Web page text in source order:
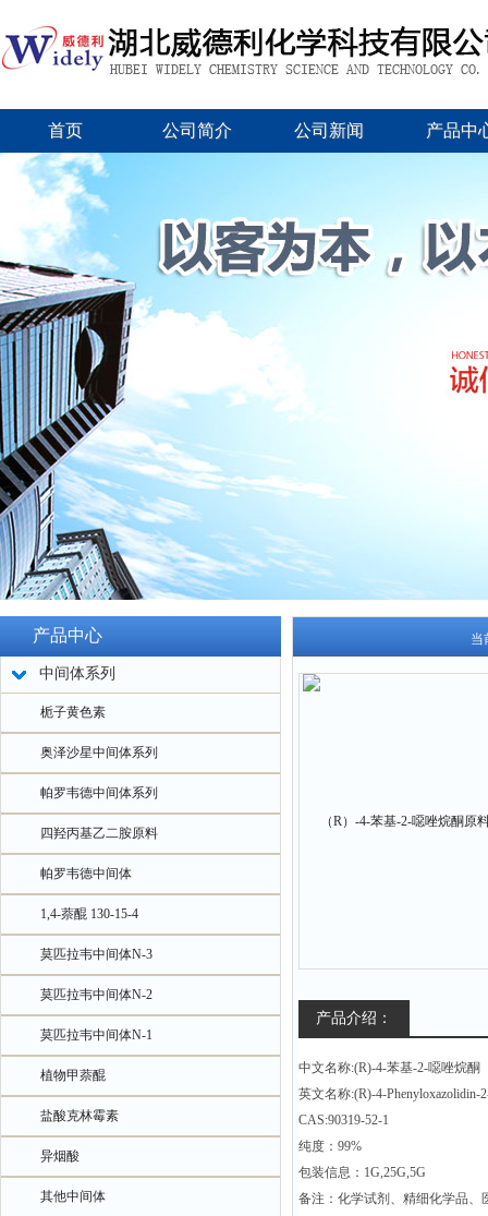
首页 公司简介 公司新闻 产品中
产品中心
中间体系列
栀子黄色素
奥泽沙星中间体系列
帕罗韦德中间体系列
四羟丙基乙二胺原料
帕罗韦德中间体
1,4-萘醌 130-15-4
莫匹拉韦中间体N-3
莫匹拉韦中间体N-2
莫匹拉韦中间体N-1
植物甲萘醌
盐酸克林霉素
异烟酸
其他中间体
当
产品介绍：
中文名称:(R)-4-苯基-2-噁唑烷酮
英文名称:(R)-4-Phenyloxazolidin-
CAS:90319-52-1
纯度：99%
包装信息：1G,25G,5G
备注：化学试剂、精细化学品、